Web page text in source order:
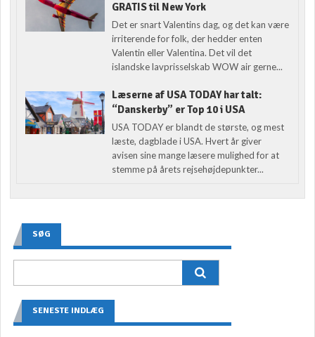
GRATIS til New York
Det er snart Valentins dag, og det kan være
irriterende for folk, der hedder enten
Valentin eller Valentina. Det vil det
islandske lavprisselskab WOW air gerne...
Læserne af USA TODAY har talt:
“Danskerby” er Top 10 i USA
USA TODAY er blandt de største, og mest
læste, dagblade i USA. Hvert år giver
avisen sine mange læsere mulighed for at
stemme på årets rejsehøjdepunkter...
SØG
SENESTE INDLÆG